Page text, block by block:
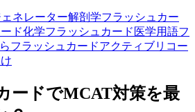
ネレーター解剖学フラッシュカー
ド化学フラッシュカード 医学用語フ
フラッシュカードアクティブリコー
ードでMCAT対策を最